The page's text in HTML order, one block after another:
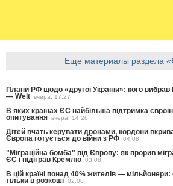
Еще материалы раздела
Плани РФ щодо «другої України»: кого вибрав
— Welt вчера, 17:27
В яких країнах ЄС найбільша підтримка
опитування вчера, 14:26
Дітей вчать керувати дронами, кордони
Європа готується до війни з РФ 04.08
"Міграційна бомба" під Європу: як прорив
ЄС і підіграв Кремлю 03.08
В цій країні понад 40% жителів —
тільки в розкоші 02.08